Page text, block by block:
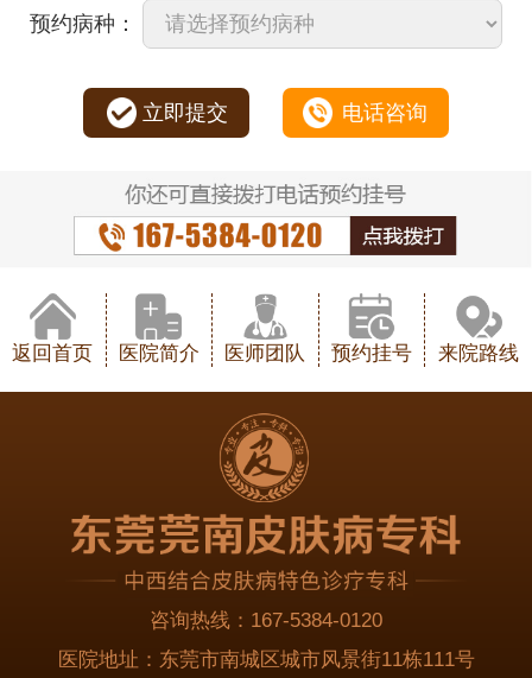
预约病种：
立即提交 电话咨询
返回首页 医院简介 医师团队 预约挂号 来院路线
咨询热线： 167-5384-0120
医院地址： 东莞市南城区城市风景街11栋111号